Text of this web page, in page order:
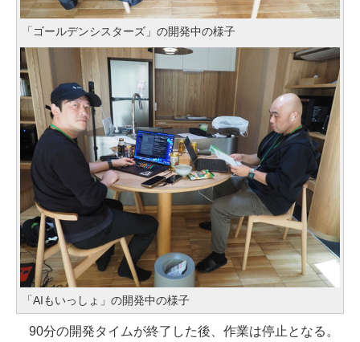
「ゴールデンシスターズ」の開発中の様子
「AIもいっしょ」の開発中の様子
90分の開発タイムが終了した後、作業は停止となる。